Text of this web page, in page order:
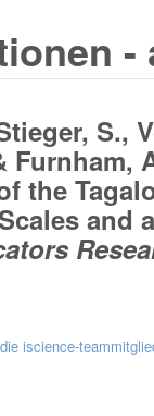
-
S.,
Furnham,
the
and
iscience-